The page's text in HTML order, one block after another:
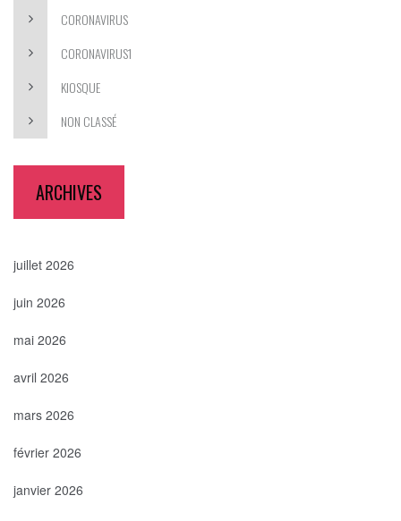
CORONAVIRUS
CORONAVIRUS1
KIOSQUE
NON CLASSÉ
ARCHIVES
juillet 2026
juin 2026
mai 2026
avril 2026
mars 2026
février 2026
janvier 2026